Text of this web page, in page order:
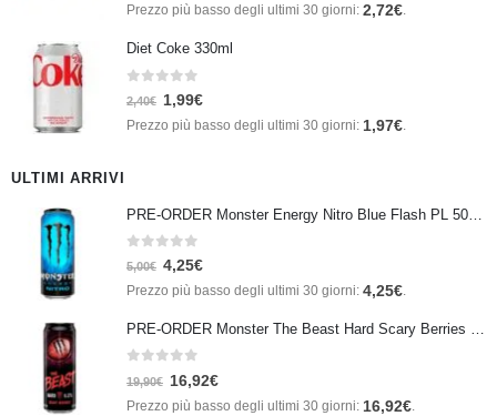
Prezzo più basso degli ultimi 30 giorni: 2,72€.
Diet Coke 330ml
Su 5
2,40€ 1,99€
Prezzo più basso degli ultimi 30 giorni: 1,97€
ULTIMI ARRIVI
Su 5
5,00€ 4,25€
Prezzo più basso degli ultimi 30 giorni: 4,25€.
Su 5
19,90€ 16,92€
Prezzo più basso degli ultimi 30 giorni: 16,92€